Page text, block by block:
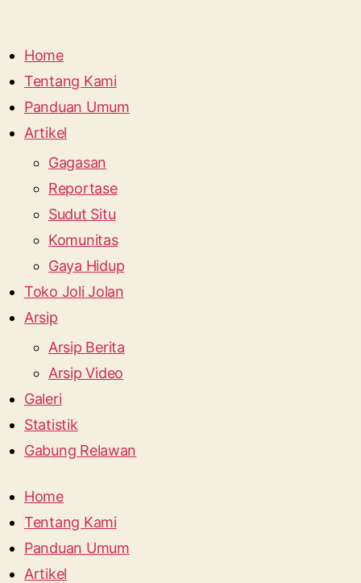
Home
Tentang Kami
Panduan Umum
Artikel
Gagasan
Reportase
Sudut Situ
Komunitas
Gaya Hidup
Toko Joli Jolan
Arsip
Arsip Berita
Arsip Video
Galeri
Statistik
Gabung Relawan
Home
Tentang Kami
Panduan Umum
Artikel